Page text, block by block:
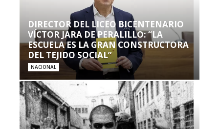
DIRECTOR DEL LICEO BICENTENARIO
VÍCTOR JARA DE PERALILLO: “LA
ESCUELA ES LA GRAN CONSTRUCTORA
DEL TEJIDO SOCIAL”
NACIONAL